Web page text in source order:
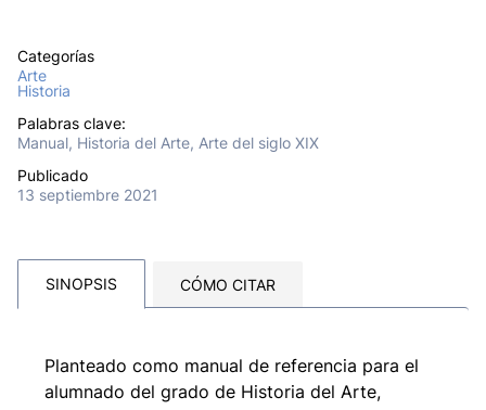
Categorías
Arte
Historia
Palabras clave:
Manual, Historia del Arte, Arte del siglo XIX
Publicado
13 septiembre 2021
SINOPSIS CÓMO CITAR
Planteado como manual de referencia para el
alumnado del grado de Historia del Arte,